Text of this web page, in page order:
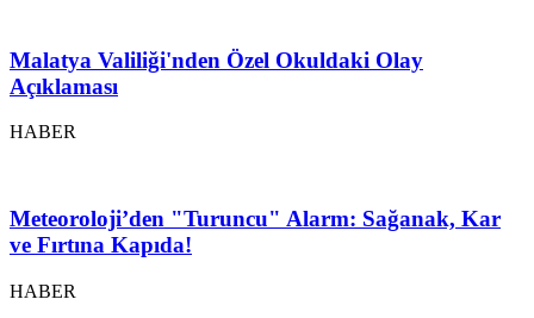
Malatya Valiliği'nden Özel Okuldaki Olay
Açıklaması
HABER
Meteoroloji’den "Turuncu" Alarm: Sağanak, Kar
ve Fırtına Kapıda!
HABER